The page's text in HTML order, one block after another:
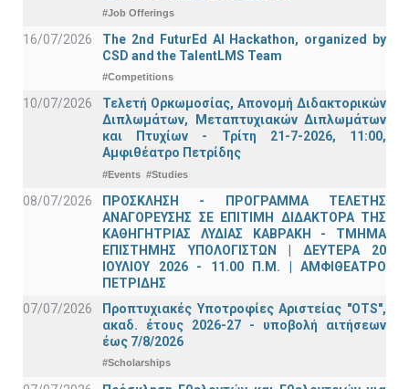
#Job Offerings
16/07/2026
The 2nd FuturEd AI Hackathon, organized by
CSD and the TalentLMS Team
#Competitions
10/07/2026
Τελετή Ορκωμοσίας, Απονομή Διδακτορικών
Διπλωμάτων, Μεταπτυχιακών Διπλωμάτων
και Πτυχίων - Τρίτη 21-7-2026, 11:00,
Αμφιθέατρο Πετρίδης
#Events #Studies
08/07/2026
ΠΡΟΣΚΛΗΣΗ - ΠΡΟΓΡΑΜΜΑ ΤΕΛΕΤΗΣ
ΑΝΑΓΟΡΕΥΣΗΣ ΣΕ ΕΠΙΤΙΜΗ ΔΙΔΑΚΤΟΡΑ ΤΗΣ
ΚΑΘΗΓΗΤΡΙΑΣ ΛΥΔΙΑΣ ΚΑΒΡΑΚΗ - ΤΜΗΜΑ
ΕΠΙΣΤΗΜΗΣ ΥΠΟΛΟΓΙΣΤΩΝ | ΔΕΥΤΕΡΑ 20
ΙΟΥΛΙΟΥ 2026 - 11.00 Π.Μ. | ΑΜΦΙΘΕΑΤΡΟ
ΠΕΤΡΙΔΗΣ
07/07/2026
Προπτυχιακές Υποτροφίες Αριστείας "OTS",
ακαδ. έτους 2026-27 - υποβολή αιτήσεων
έως 7/8/2026
#Scholarships